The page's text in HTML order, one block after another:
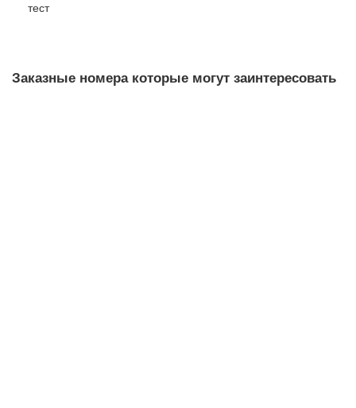
тест
Заказные номера которые могут заинтересовать